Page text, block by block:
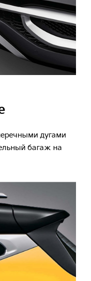
дугами
багаж на